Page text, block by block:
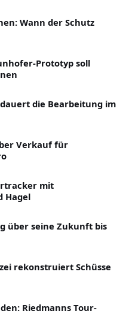
Wann der Schutz
Prototyp soll
die Bearbeitung im
Verkauf für
mit
Hagel
über seine Zukunft bis
rekonstruiert Schüsse
Riedmanns Tour-